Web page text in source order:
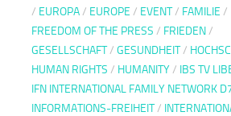
/ EUROPA/ EUROPE / EVENT/ FAMILIE /
FREEDOM OF THE PRESS / FRIEDEN/
GESELLSCHAFT/ GESUNDHEIT/
HUMAN RIGHTS / HUMANITY/ IBS TV
IFN INTERNATIONAL FAMILY NETWORK
INFORMATIONS-FREIHEIT/